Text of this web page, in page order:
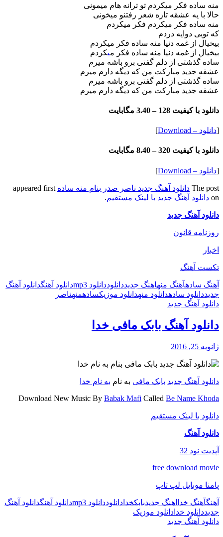
منه ساده فکر میکردم تو ترانه هام میمونی
حالا با یه عشقه تازه شعر رفتنو میخونی
منه ساده فکر میکردم فکر میکردم
که تویی دوایه دردم
بیخیال از غمه دنیا منه ساده فکر میکردم
بیخیال از غمه دنیا منه ساده فکر میکردم
ساده گذشتی از دلم گفتی برو باشه میرم
عشقه جدید مبارکت من که دیگه دارم میرم
ساده گذشتی از دلم گفتی برو باشه میرم
عشقه جدید مبارکت من که دیگه دارم میرم
دانلود با کیفیت 128 – 3.40 مگابایت
[دانلود – Download ]
دانلود با کیفیت 320 – 8.40 مگابایت
[دانلود – Download ]
The post دانلود آهنگ جدید ناصر صدر بنام منه ساده appeared first
on دانلود آهنگ جدید با لینک مستقیم.
دانلود آهنگ جدید
روزنامه قانون
اخبار
تکست آهنگ
آهنگ سادهآهنگ منهاهنگ جدیددانلوددانلود mp3 دانلود آهنگدانلود آهنگ
جدیددانلود سادهدانلود منهدانلود موزیکسادهمنهناصر
دانلود آهنگ جدید
دانلود آهنگ بابک مافی خدا
ژانویه 25, 2016
دانلود آهنگ جدید بابک مافی به نام به نام خدا
Download New Music By Babak Mafi Called Be Name Khoda
دانلود با لینک مستقیم
دانلود آهنگ
آپدیت نود 32
free download movie
پامنا موبایل لپ تاپ
آهنگآهنگ خدا اهنگ جدیدبابکخدا دانلوددانلود mp3 دانلود آهنگدانلود آهنگ
جدیددانلود خدا دانلود موزیک
دانلود آهنگ جدید